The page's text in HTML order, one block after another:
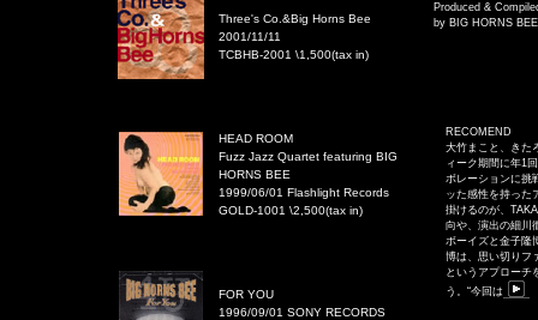
Produced &
by BIG HORNS BEE
RECOMEND
大竹まこと、きた
ィーク期間に年1
ボレーションに挑
ッた感性を持った
掛けるのが、
向や、演出の細川
ボーイズと金子
博は、思い切りフ
というアプローチ
う。“今回は
Three's Co.&Big Horns Bee
2001/11/11
TCBHB-2001 \1,500(tax in)
HEAD ROOM
Fuzz Jazz Quartet featuring BIG
HORNS BEE
1999/06/01 Flashlight Records
GOLD-1001 \2,500(tax in)
FOR YOU
1996/09/01 SONY RECORDS